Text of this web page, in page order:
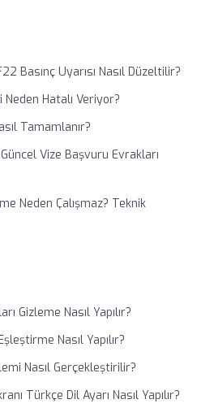
Basınç Uyarısı Nasıl Düzeltilir?
Hatalı Veriyor?
Tamamlanır?
Vize Başvuru Evrakları
Neden Çalışmaz? Teknik
Gizleme Nasıl Yapılır?
Nasıl Yapılır?
Nasıl Gerçekleştirilir?
Türkçe Dil Ayarı Nasıl Yapılır?